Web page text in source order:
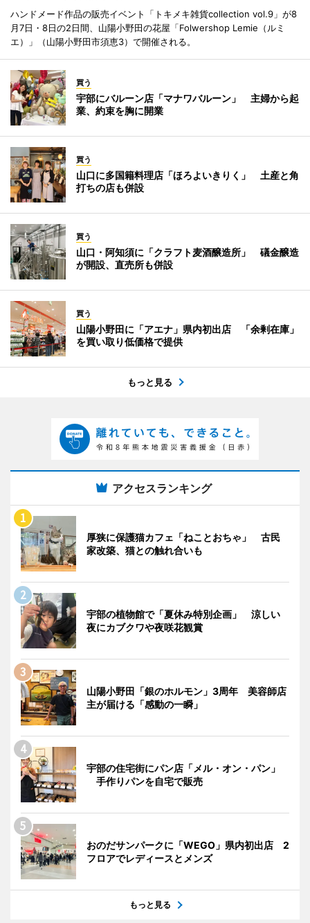
ハンドメード作品の販売イベント「トキメキ雑貨collection vol.9」が8
月7日・8日の2日間、山陽小野田の花屋「Folwershop Lemie（ルミ
エ）」（山陽小野田市須恵3）で開催される。
買う
宇部にバルーン店「マナワバルーン」 主婦から起
業、約束を胸に開業
買う
山口に多国籍料理店「ほろよいきりく」 土産と角
打ちの店も併設
買う
山口・阿知須に「クラフト麦酒醸造所」 礒金醸造
が開設、直売所も併設
買う
山陽小野田に「アエナ」県内初出店 「余剰在庫」
を買い取り低価格で提供
もっと見る
アクセスランキング
厚狭に保護猫カフェ「ねことおちゃ」 古民
家改築、猫との触れ合いも
宇部の植物館で「夏休み特別企画」 涼しい
夜にカブクワや夜咲花観賞
山陽小野田「銀のホルモン」3周年 美容師店
主が届ける「感動の一瞬」
宇部の住宅街にパン店「メル・オン・パン」
手作りパンを自宅で販売
おのだサンパークに「WEGO」県内初出店 2
フロアでレディースとメンズ
もっと見る